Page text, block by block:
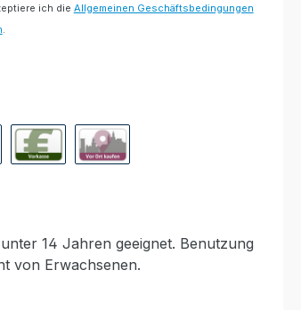
ich die Allgemeinen Geschäftsbedingungen
14 Jahren geeignet. Benutzung
von Erwachsenen.